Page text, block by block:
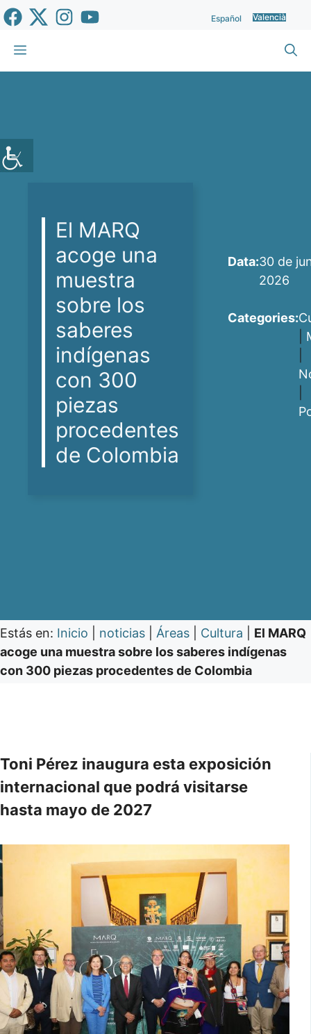
Vés
al
contingut
Español Valencià
Menu
El MARQ
acoge una
muestra
sobre los
saberes
indígenas
con 300
piezas
procedentes
de Colombia
Data:30 de
2026
Categories:
Estás en: Inicio noticias Áreas Cultura
El MARQ
acoge una muestra sobre los saberes indígenas
con 300 piezas procedentes de Colombia
Toni Pérez inaugura esta exposición
internacional que podrá visitarse
hasta mayo de 2027